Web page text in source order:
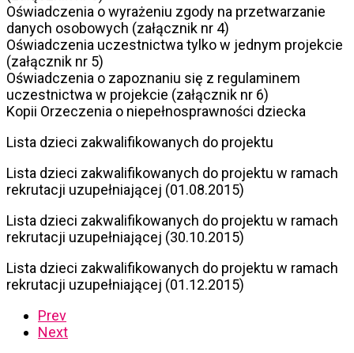
Oświadczenia o wyrażeniu zgody na przetwarzanie
danych osobowych (załącznik nr 4)
Oświadczenia uczestnictwa tylko w jednym projekcie
(załącznik nr 5)
Oświadczenia o zapoznaniu się z regulaminem
uczestnictwa w projekcie (załącznik nr 6)
Kopii Orzeczenia o niepełnosprawności dziecka
Lista dzieci zakwalifikowanych do projektu
Lista dzieci zakwalifikowanych do projektu w ramach
rekrutacji uzupełniającej (01.08.2015)
Lista dzieci zakwalifikowanych do projektu w ramach
rekrutacji uzupełniającej (30.10.2015)
Lista dzieci zakwalifikowanych do projektu w ramach
rekrutacji uzupełniającej (01.12.2015)
Prev
Next